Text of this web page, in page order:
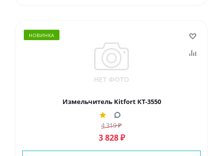
НОВИНКА
Измельчитель Kitfort КТ-3550
4 319₽
3 828₽